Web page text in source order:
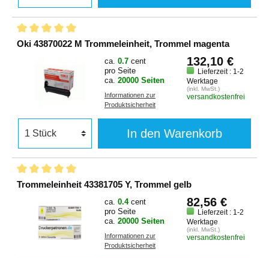
Oki 43870022 M Trommeleinheit, Trommel magenta
ca. 0.7 cent
pro Seite
ca. 20000 Seiten
Informationen zur
Produktsicherheit
132,10 €
Lieferzeit : 1-2
Werktage
(inkl. MwSt.)
versandkostenfrei
In den Warenkorb
Trommeleinheit 43381705 Y, Trommel gelb
ca. 0.4 cent
pro Seite
ca. 20000 Seiten
Informationen zur
Produktsicherheit
82,56 €
Lieferzeit : 1-2
Werktage
(inkl. MwSt.)
versandkostenfrei